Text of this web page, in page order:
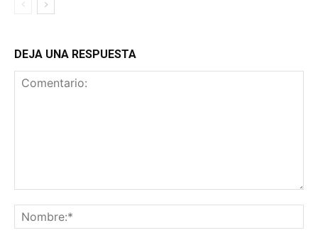
DEJA UNA RESPUESTA